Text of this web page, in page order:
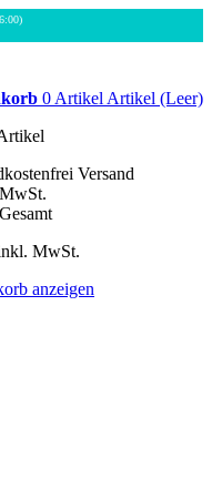
0 Artikel Artikel (Leer)
Versand
MwSt.
Gesamt
MwSt.
anzeigen